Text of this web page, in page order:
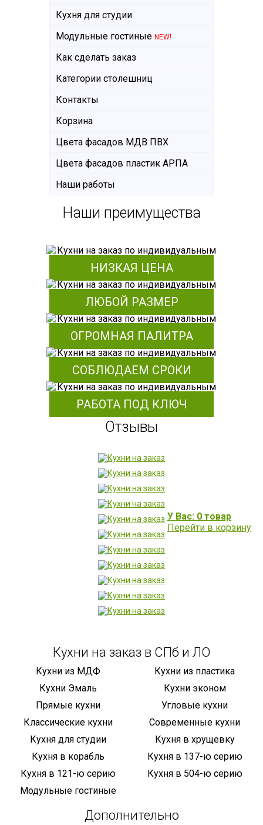
Кухня для студии
Модульные гостиные NEW!
Как сделать заказ
Категории столешниц
Контакты
Корзина
Цвета фасадов МДВ ПВХ
Цвета фасадов пластик АРПА
Наши работы
Наши преимущества
НИЗКАЯ ЦЕНА
ЛЮБОЙ РАЗМЕР
ОГРОМНАЯ ПАЛИТРА
СОБЛЮДАЕМ СРОКИ
РАБОТА ПОД КЛЮЧ
Отзывы
У Вас: 0 товар
Перейти в корзину
Кухни на заказ в СПб и ЛО
Кухни из МДФ
Кухни из пластика
Кухни Эмаль
Кухни эконом
Прямые кухни
Угловые кухни
Классические кухни
Современные кухни
Кухня для студии
Кухня в хрущевку
Кухня в корабль
Кухня в 137-ю серию
Кухня в 121-ю серию
Кухня в 504-ю серию
Модульные гостиные
Дополнительно